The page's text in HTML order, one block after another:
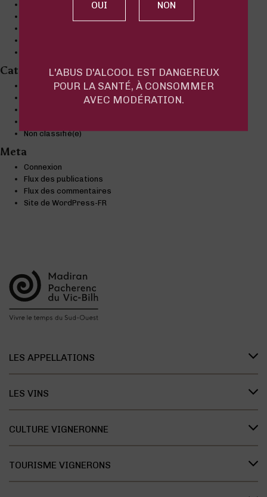
Categories
Actualité
Non classifié(e)
Meta
Connexion
Flux des publications
Flux des commentaires
Site de WordPress-FR
LES APPELLATIONS
L’histoire des appellations
Recherche et développement
Présentation des cépages
Présentation du terroir
LES VINS
Les vins Bleu Tannat
Dégustation
CULTURE VIGNERONNE
TOURISME VIGNERONS
L'ABUS D'ALCOOL EST DANGEREUX
POUR LA SANTÉ, À CONSOMMER
AVEC MODÉRATION.